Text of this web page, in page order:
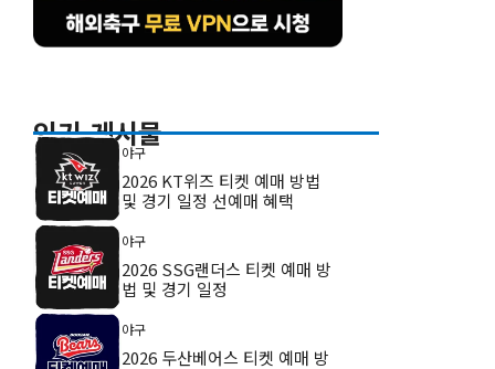
인기 게시물
야구
2026 KT위즈 티켓 예매 방법
및 경기 일정 선예매 혜택
야구
2026 SSG랜더스 티켓 예매 방
법 및 경기 일정
야구
2026 두산베어스 티켓 예매 방